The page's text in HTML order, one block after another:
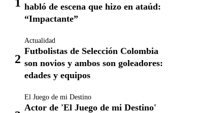
habló de escena que hizo en ataúd:
“Impactante”
Actualidad
Futbolistas de Selección Colombia
son novios y ambos son goleadores:
edades y equipos
El Juego de mi Destino
Actor de 'El Juego de mi Destino'